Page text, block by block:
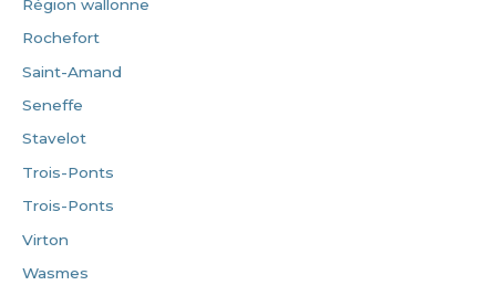
Région wallonne
Rochefort
Saint-Amand
Seneffe
Stavelot
Trois-Ponts
Trois-Ponts
Virton
Wasmes